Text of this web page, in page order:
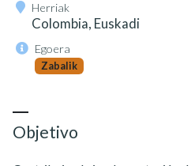
Objetivo
Herriak
Colombia, Euskadi
Egoera
Zabalik